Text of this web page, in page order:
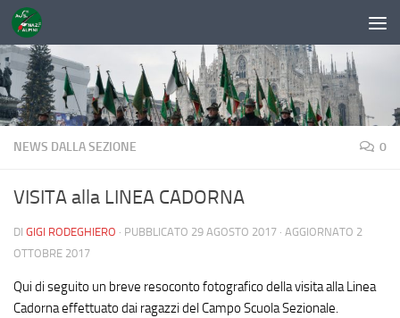
Sotto il contenuto
NEWS DALLA SEZIONE 0
VISITA alla LINEA CADORNA
DI GIGI RODEGHIERO · PUBBLICATO 29 AGOSTO 2017 · AGGIORNATO 2
OTTOBRE 2017
Qui di seguito un breve resoconto fotografico della visita alla Linea
Cadorna effettuato dai ragazzi del Campo Scuola Sezionale.